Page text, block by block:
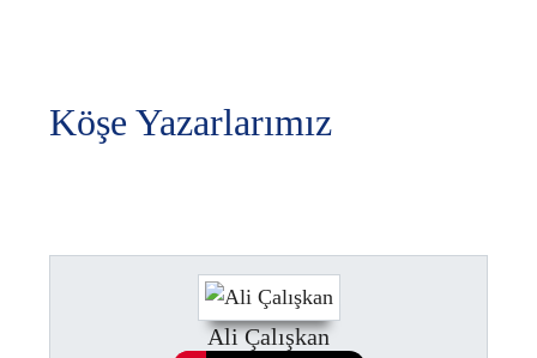
Köşe Yazarlarımız
Ali Çalışkan